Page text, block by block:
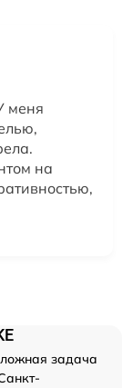
меня
на
задача